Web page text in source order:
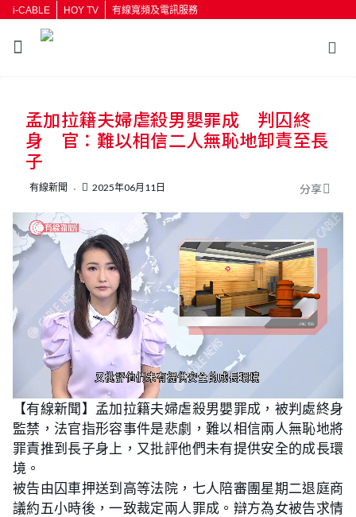
i-CABLE HOY TV 有線寬頻及電訊服務
按輸入鍵開始搜尋
孟加拉籍夫婦虐殺男嬰罪成 判囚終
身 官：難以相信二人無恥地卸責至長
子
有線新聞 2025年06月11日 分享
U
n
m
t
e
o
a
d
e
d
:
2
0
3
【有線新聞】孟加拉籍夫婦虐殺男嬰罪成，被判處終身
監禁，法官指形容事件是悲劇，難以相信兩人無恥地將
罪責推到長子身上，又批評他們未有提供安全的成長環
境。
被告由囚車押送到高等法院，七人陪審團星期二退庭商
議約五小時後，一致裁定兩人罪成。辯方為女被告求情